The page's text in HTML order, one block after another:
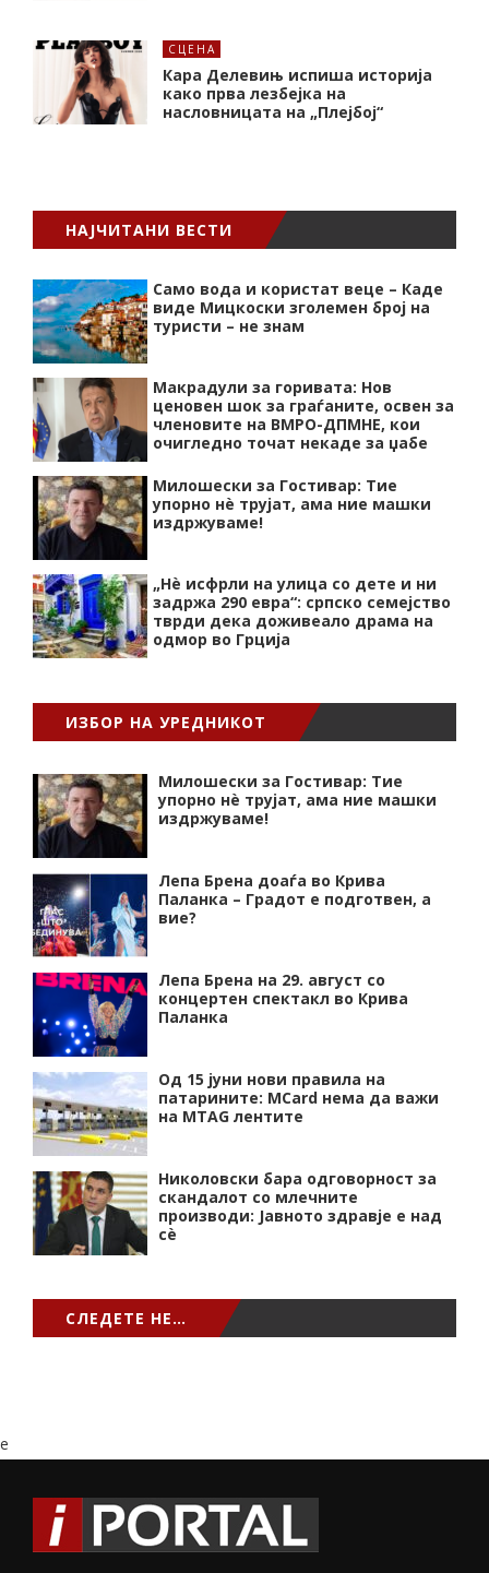
СЦЕНА
Кара Делевињ испиша историја
како прва лезбејка на
насловницата на „Плејбој“
НАЈЧИТАНИ ВЕСТИ
Само вода и користат веце – Каде
виде Мицкоски зголемен број на
туристи – не знам
Макрадули за горивата: Нов
ценовен шок за граѓаните, освен за
членовите на ВМРО-ДПМНЕ, кои
очигледно точат некаде за џабе
Милошески за Гостивар: Тие
упорно нѐ трујат, ама ние машки
издржуваме!
„Нѐ исфрли на улица со дете и ни
задржа 290 евра“: српско семејство
тврди дека доживеало драма на
одмор во Грција
ИЗБОР НА УРЕДНИКОТ
Милошески за Гостивар: Тие
упорно нѐ трујат, ама ние машки
издржуваме!
Лепа Брена доаѓа во Крива
Паланка – Градот е подготвен, а
вие?
Лепа Брена на 29. август со
концертен спектакл во Крива
Паланка
Од 15 јуни нови правила на
патарините: MCard нема да важи
на MTAG лентите
Николовски бара одговорност за
скандалот со млечните
производи: Јавното здравје е над
сѐ
СЛЕДЕТЕ НЕ…
e